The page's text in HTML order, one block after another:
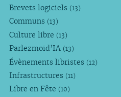
Brevets logiciels (13)
Communs (13)
Culture libre (13)
Parlezmoid’IA (13)
Évènements libristes (12)
Infrastructures (11)
Libre en Fête (10)